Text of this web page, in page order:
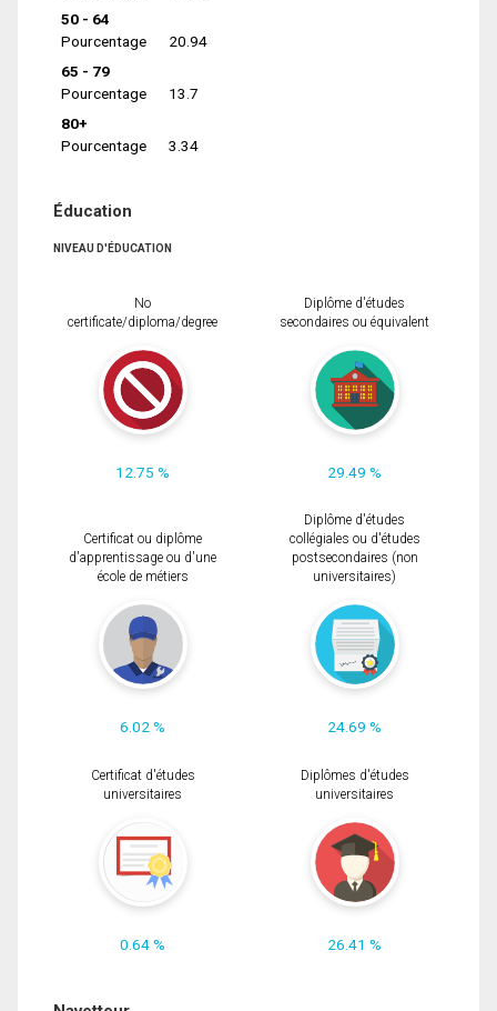
50 - 64
Pourcentage
20.94
65 - 79
Pourcentage
13.7
80+
Pourcentage
3.34
Éducation
NIVEAU D'ÉDUCATION
No
certificate/diploma/degree
12.75 %
Diplôme d'études
secondaires ou équivalent
29.49 %
Certificat ou diplôme
d'apprentissage ou d'une
école de métiers
6.02 %
Diplôme d'études
collégiales ou d'études
postsecondaires (non
universitaires)
24.69 %
Certificat d'études
universitaires
0.64 %
Diplômes d'études
universitaires
26.41 %